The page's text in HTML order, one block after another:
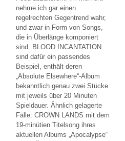
nehme ich gar einen
regelrechten Gegentrend wahr,
und zwar in Form von Songs,
die in Überlänge komponiert
sind. BLOOD INCANTATION
sind dafür ein passendes
Beispiel, enthält deren
„Absolute Elsewhere“-Album
bekanntlich genau zwei Stücke
mit jeweils über 20 Minuten
Spieldauer. Ähnlich gelagerte
Fälle: CROWN LANDS mit dem
19-minütien Titelsong ihres
aktuellen Albums „Apocalypse“